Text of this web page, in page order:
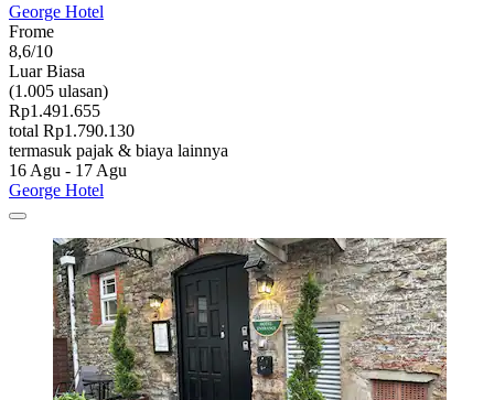
George Hotel
Frome
8,6/10
Luar Biasa
(1.005 ulasan)
Rp1.491.655
total Rp1.790.130
termasuk pajak & biaya lainnya
16 Agu - 17 Agu
George Hotel